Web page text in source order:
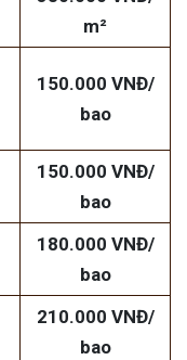
m²
150.000 VNĐ/
bao
150.000 VNĐ/
bao
180.000 VNĐ/
bao
210.000 VNĐ/
bao